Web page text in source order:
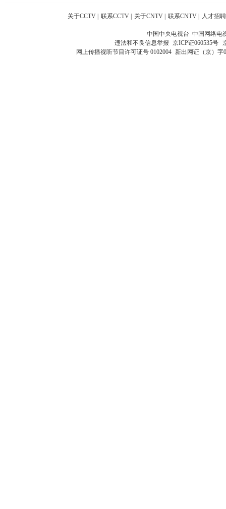
关于CCTV | 联系CCTV | 关于CNTV | 联系CNTV | 人才招聘
中国中央电视台 中国网络电
违法和不良信息举报 京ICP证060535号
网上传播视听节目许可证号 0102004 新出网证（京）